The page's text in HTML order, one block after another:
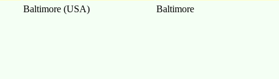
Baltimore (USA) Baltimore